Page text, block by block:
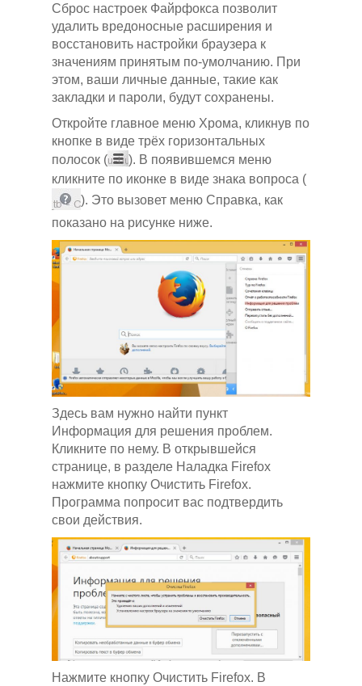
Сброс настроек Файрфокса позволит
удалить вредоносные расширения и
восстановить настройки браузера к
значениям принятым по-умолчанию. При
этом, ваши личные данные, такие как
закладки и пароли, будут сохранены.
Откройте главное меню Хрома, кликнув по
кнопке в виде трёх горизонтальных
полосок (
). В появившемся меню
кликните по иконке в виде знака вопроса (
). Это вызовет меню Справка, как
показано на рисунке ниже.
Здесь вам нужно найти пункт
Информация для решения проблем.
Кликните по нему. В открывшейся
странице, в разделе Наладка Firefox
нажмите кнопку Очистить Firefox.
Программа попросит вас подтвердить
свои действия.
Нажмите кнопку Очистить Firefox. В